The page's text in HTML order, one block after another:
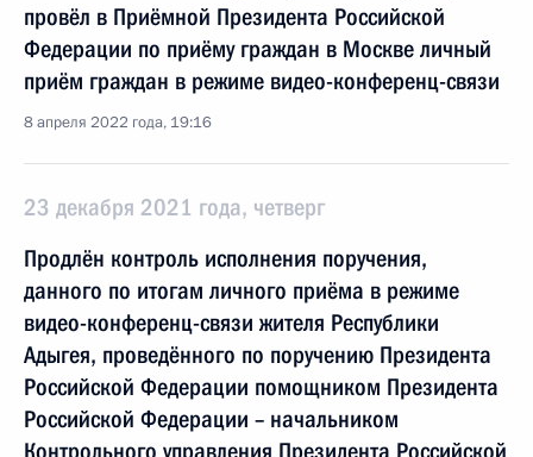
провёл в Приёмной Президента Российской
Федерации по приёму граждан в Москве личный
приём граждан в режиме видео-конференц-связи
8 апреля 2022 года, 19:16
23 декабря 2021 года, четверг
Продлён контроль исполнения поручения,
данного по итогам личного приёма в режиме
видео-конференц-связи жителя Республики
Адыгея, проведённого по поручению Президента
Российской Федерации помощником Президента
Российской Федерации – начальником
Контрольного управления Президента Российской